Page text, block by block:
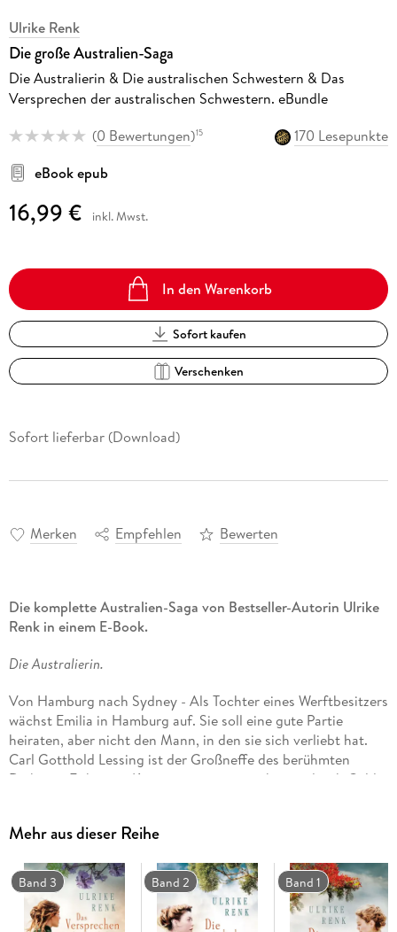
Ulrike Renk
Die große Australien-Saga
Die Australierin & Die australischen Schwestern & Das
Versprechen der australischen Schwestern. eBundle
(0 Bewertungen)15
170 Lesepunkte
eBook epub
16,99 € inkl. Mwst.
In den Warenkorb
Sofort kaufen
Verschenken
Sofort lieferbar (Download)
Merken Empfehlen Bewerten
Die komplette Australien-Saga von Bestseller-Autorin Ulrike
Renk in einem E-Book.
Die Australierin.
Von Hamburg nach Sydney - Als Tochter eines Werftbesitzers
wächst Emilia in Hamburg auf. Sie soll eine gute Partie
heiraten, aber nicht den Mann, in den sie sich verliebt hat.
Carl Gotthold Lessing ist der Großneffe des berühmten
Dichters. Er hat ein Kapitänspatent erworben und sich Geld
beginnen, nachdem Lessing von seiner ersten großen Fahrt
verrät, kommt es zum Bruch. Emilia beschließt, mit ihm zu
reisen. In Südamerika kommt ihr erstes Kind zur Welt, in
Hamburg das zweite. Doch sie haben ein anderes Ziel:
Mehr aus dieser Reihe
Band 3 Band 2 Band 1